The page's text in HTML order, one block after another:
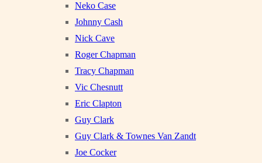
Neko Case
Johnny Cash
Nick Cave
Roger Chapman
Tracy Chapman
Vic Chesnutt
Eric Clapton
Guy Clark
Guy Clark & Townes Van Zandt
Joe Cocker